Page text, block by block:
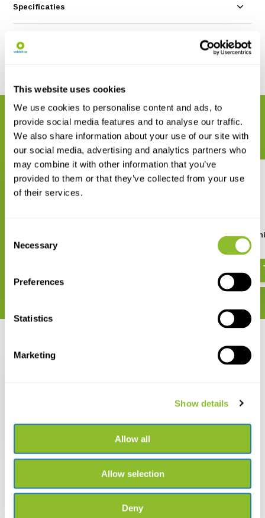
This website uses cookies
We use cookies to personalise content and ads, to
provide social media features and to analyse our traffic.
We also share information about your use of our site with
our social media, advertising and analytics partners who
may combine it with other information that you’ve
provided to them or that they’ve collected from your use
of their services.
Selection
Necessary
Preferences
Statistics
Marketing
Show details
Allow all
Allow selection
Deny
Specificaties
Reviews
GERELATEERDE PRODUCTEN
Maak uw bestelling compleet
Women, Art, and
€ 151,58
Artists and Illustrators